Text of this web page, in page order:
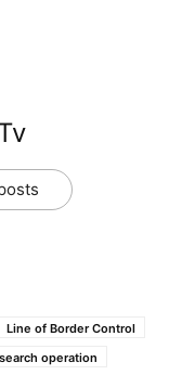
Line of Border Control
operation